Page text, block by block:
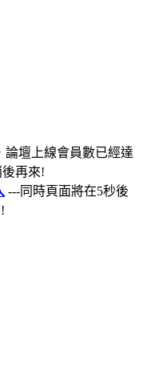
論壇上線會員數已經達
後再來!
---同時頁面將在5秒後